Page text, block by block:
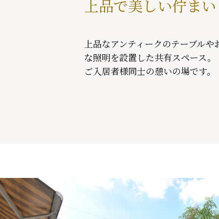
上品で美しい佇まい
上品なアンティークのテーブルや
な照明を設置した共有スペース。
ご入居者様同士の憩いの場です。